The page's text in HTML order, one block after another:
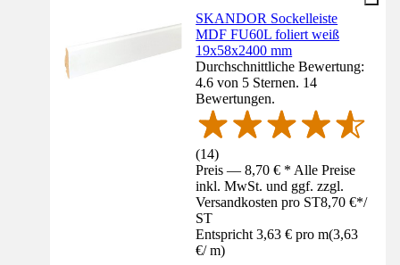
SKANDOR Sockelleiste
MDF FU60L foliert weiß
19x58x2400 mm
Durchschnittliche Bewertung:
4.6 von 5 Sternen. 14
Bewertungen.
(14)
Preis — 8,70 € * Alle Preise
inkl. MwSt. und ggf. zzgl.
Versandkosten pro ST8,70 €*/
ST
Entspricht 3,63 € pro m(3,63
€/ m)